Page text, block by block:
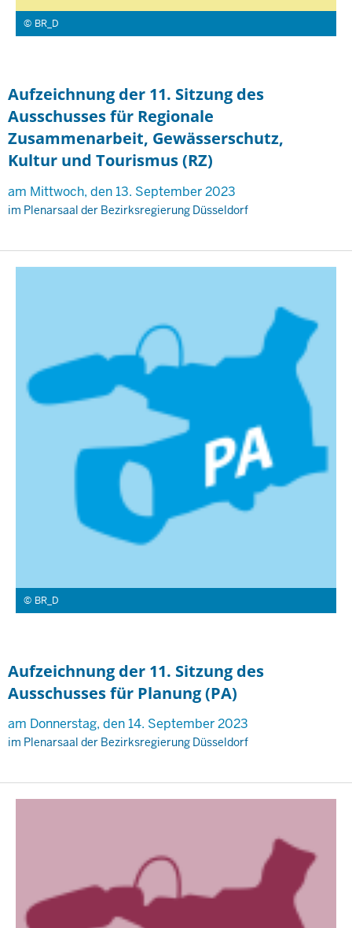
BR_D
Aufzeichnung der 11. Sitzung des
Ausschusses für Regionale
Zusammenarbeit, Gewässerschutz,
Kultur und Tourismus (RZ)
am Mittwoch, den 13. September 2023
im Plenarsaal der Bezirksregierung Düsseldorf
BR_D
Aufzeichnung der 11. Sitzung des
Ausschusses für Planung (PA)
am Donnerstag, den 14. September 2023
im Plenarsaal der Bezirksregierung Düsseldorf